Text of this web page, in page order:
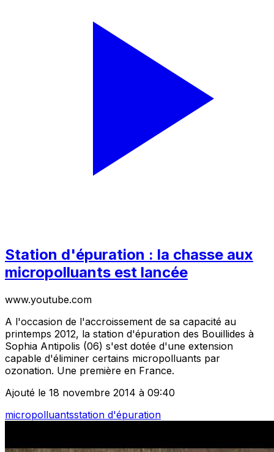
Station d'épuration : la chasse aux
micropolluants est lancée
www.youtube.com
A l'occasion de l'accroissement de sa capacité au
printemps 2012, la station d'épuration des Bouillides à
Sophia Antipolis (06) s'est dotée d'une extension
capable d'éliminer certains micropolluants par
ozonation. Une première en France.
Ajouté le 18 novembre 2014 à 09:40
micropolluantsstation d'épuration